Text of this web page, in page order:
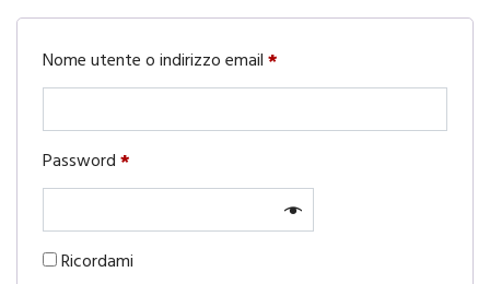
Nome utente o indirizzo email*
Password*
Ricordami